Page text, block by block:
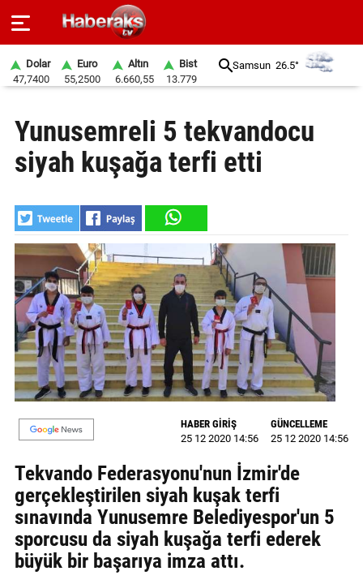
SPOR
YAŞAM
EKONOMİ
BELEDİYELER
SAĞLIK
SİYASET
EĞİTİM
GALERİ
VİDEO
BİZE
ULAŞIN
Künye
İletişim
Dolar
47,7400
Euro
55,2500
Altın
6.660,55
Bist
13.779
Samsun 26.5°
Yunusemreli 5 tekvandocu
siyah kuşağa terfi etti
HABER GİRİŞ
25 12 2020 14:56
GÜNCELLEME
25 12 2020 14:56
Tekvando Federasyonu'nun İzmir'de
gerçekleştirilen siyah kuşak terfi
sınavında Yunusemre Belediyespor'un 5
sporcusu da siyah kuşağa terfi ederek
büyük bir başarıya imza attı.